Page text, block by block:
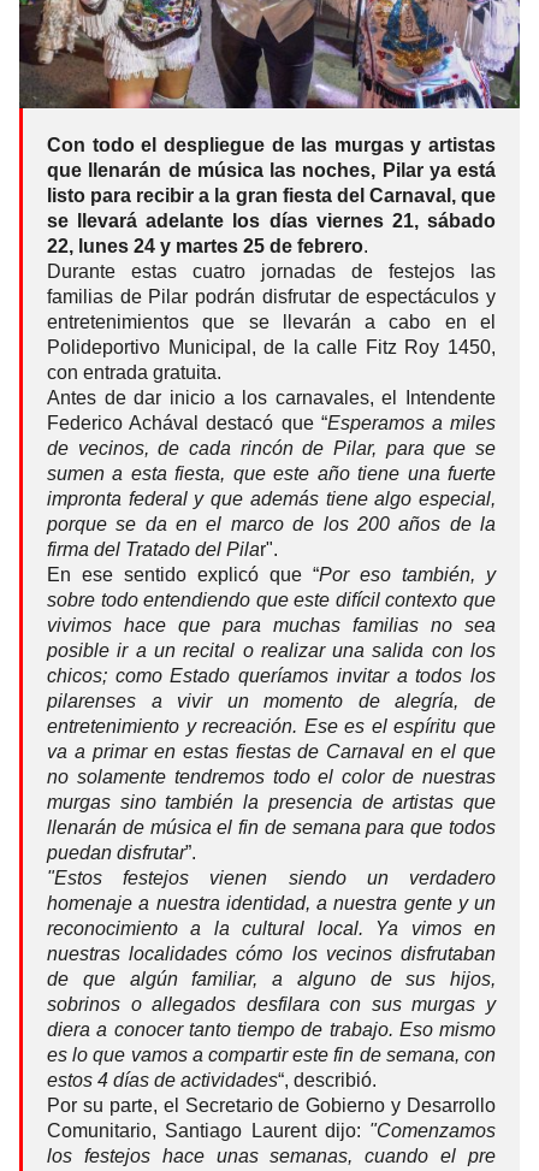
Con todo el despliegue de las murgas y artistas
que llenarán de música las noches, Pilar ya está
listo para recibir a la gran fiesta del Carnaval, que
se llevará adelante los días viernes 21, sábado
22, lunes 24 y martes 25 de febrero.
Durante estas cuatro jornadas de festejos las
familias de Pilar podrán disfrutar de espectáculos y
entretenimientos que se llevarán a cabo en el
Polideportivo Municipal, de la calle Fitz Roy 1450,
con entrada gratuita.
Antes de dar inicio a los carnavales, el Intendente
Federico Achával destacó que “Esperamos a miles
de vecinos, de cada rincón de Pilar, para que se
sumen a esta fiesta, que este año tiene una fuerte
impronta federal y que además tiene algo especial,
porque se da en el marco de los 200 años de la
firma del Tratado del Pilar".
En ese sentido explicó que “Por eso también, y
sobre todo entendiendo que este difícil contexto que
vivimos hace que para muchas familias no sea
posible ir a un recital o realizar una salida con los
chicos; como Estado queríamos invitar a todos los
pilarenses a vivir un momento de alegría, de
entretenimiento y recreación. Ese es el espíritu que
va a primar en estas fiestas de Carnaval en el que
no solamente tendremos todo el color de nuestras
murgas sino también la presencia de artistas que
llenarán de música el fin de semana para que todos
puedan disfrutar”.
"Estos festejos vienen siendo un verdadero
homenaje a nuestra identidad, a nuestra gente y un
reconocimiento a la cultural local. Ya vimos en
nuestras localidades cómo los vecinos disfrutaban
de que algún familiar, a alguno de sus hijos,
sobrinos o allegados desfilara con sus murgas y
diera a conocer tanto tiempo de trabajo. Eso mismo
es lo que vamos a compartir este fin de semana, con
estos 4 días de actividades“, describió.
Por su parte, el Secretario de Gobierno y Desarrollo
Comunitario, Santiago Laurent dijo: "Comenzamos
los festejos hace unas semanas, cuando el pre